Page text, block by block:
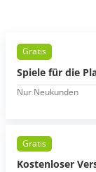
Gratis
Spiele für die
Nur Neukunden
Gratis
Kostenloser